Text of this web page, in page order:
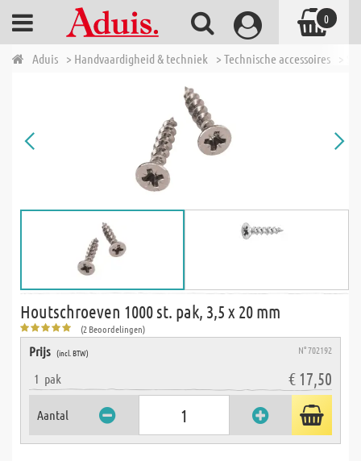
Aduis > Handvaardigheid & techniek > Technische accessoires >
Houtschroeven 1000 st. pak, 3,5 x 20 mm
(2 Beoordelingen)
Prijs (incl. BTW) N° 702192
1 pak € 17,50
Aantal
0